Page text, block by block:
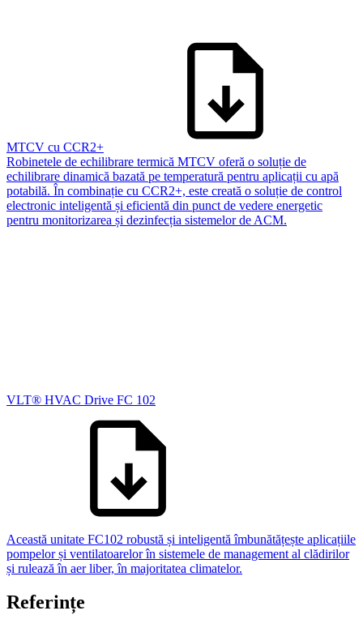
MTCV cu CCR2+
Robinetele de echilibrare termică MTCV oferă o soluție de
echilibrare dinamică bazată pe temperatură pentru aplicații cu apă
potabilă. În combinație cu CCR2+, este creată o soluție de control
electronic inteligentă și eficientă din punct de vedere energetic
pentru monitorizarea și dezinfecția sistemelor de ACM.
VLT® HVAC Drive FC 102
Această unitate FC102 robustă și inteligentă îmbunătățește aplicațiile
pompelor și ventilatoarelor în sistemele de management al clădirilor
și rulează în aer liber, în majoritatea climatelor.
Referințe